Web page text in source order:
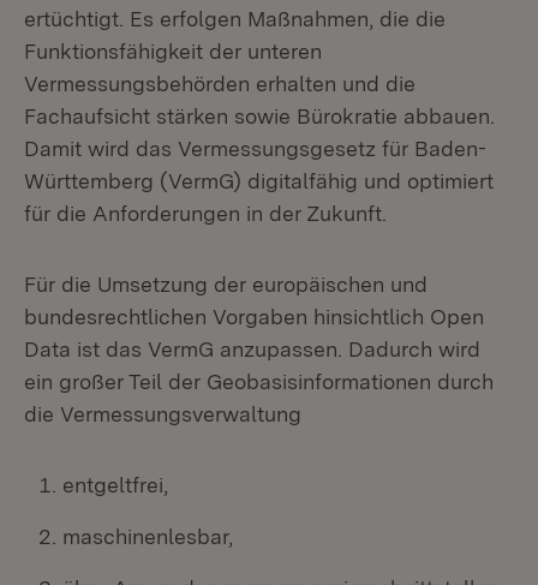
ertüchtigt. Es erfolgen Maßnahmen, die die
Funktionsfähigkeit der unteren
Vermessungsbehörden erhalten und die
Fachaufsicht stärken sowie Bürokratie abbauen.
Damit wird das Vermessungsgesetz für Baden-
Württemberg (VermG) digitalfähig und optimiert
für die Anforderungen in der Zukunft.
Für die Umsetzung der europäischen und
bundesrechtlichen Vorgaben hinsichtlich Open
Data ist das VermG anzupassen. Dadurch wird
ein großer Teil der Geobasisinformationen durch
die Vermessungsverwaltung
entgeltfrei,
maschinenlesbar,